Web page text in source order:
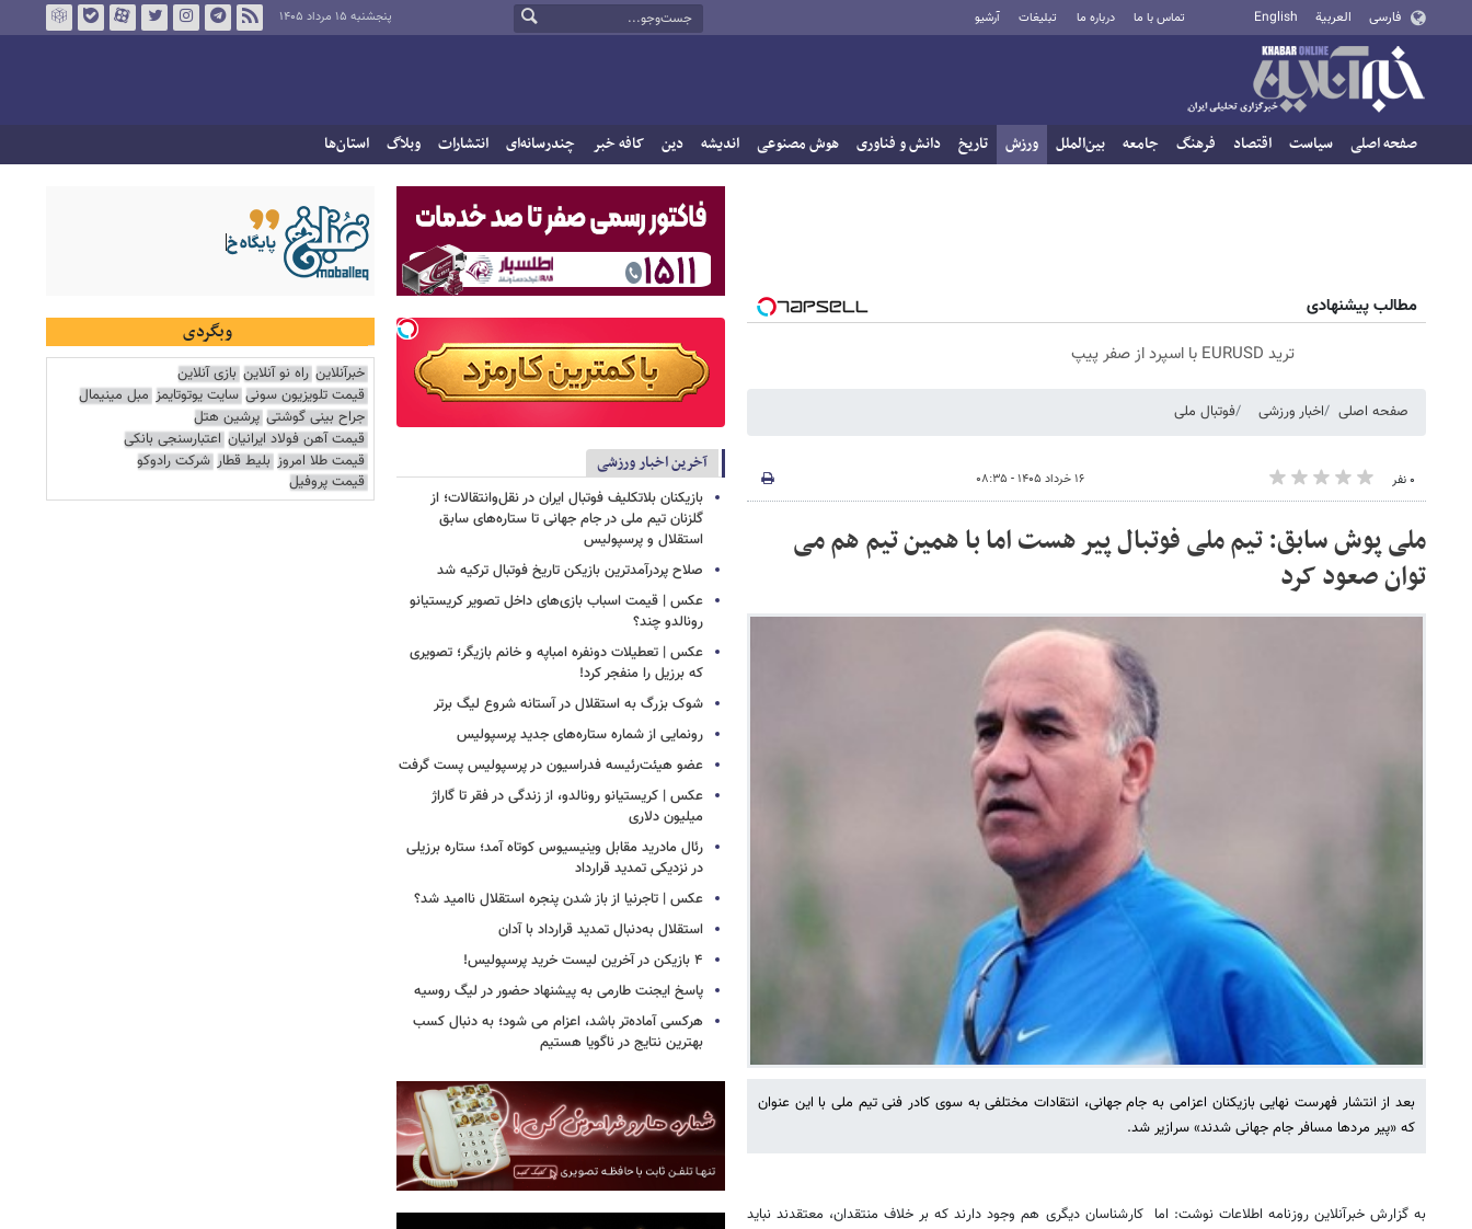
فارسی العربية English تماس با ما درباره ما تبلیغات آرشیو پنجشنبه ۱۵ مرداد ۱۴۰۵
صفحه اصلی سیاست اقتصاد فرهنگ جامعه بین‌الملل ورزش تاریخ دانش و فناوری هوش مصنوعی اندیشه دین کافه خبر چندرسانه‌ای انتشارات وبلاگ استان‌ها
مطالب پیشنهادی
ترید EURUSD با اسپرد از صفر پیپ
صفحه اصلی اخبار ورزشی فوتبال ملی
۰ نفر ۱۶ خرداد ۱۴۰۵ - ۰۸:۳۵
ملی پوش سابق: تیم ملی فوتبال پیر هست اما با همین تیم هم می
توان صعود کرد
بعد از انتشار فهرست نهایی بازیکنان اعزامی به جام جهانی، انتقادات مختلفی به سوی کادر فنی تیم ملی با این عنوان
که «پیر مردها مسافر جام جهانی شدند» سرازیر شد.
به گزارش خبرآنلاین روزنامه اطلاعات نوشت: اما کارشناسان دیگری هم وجود دارند که بر خلاف منتقدان، معتقدند نباید
آخرین اخبار ورزشی
بازیکنان بلاتکلیف فوتبال ایران در نقل‌وانتقالات؛ از
گلزنان تیم ملی در جام جهانی تا ستاره‌های سابق
استقلال و پرسپولیس
صلاح پردرآمدترین بازیکن تاریخ فوتبال ترکیه شد
عکس | قیمت اسباب بازی‌های داخل تصویر کریستیانو
رونالدو چند؟
عکس | تعطیلات دونفره امباپه و خانم بازیگر؛ تصویری
که برزیل را منفجر کرد!
شوک بزرگ به استقلال در آستانه شروع لیگ برتر
رونمایی از شماره ستاره‌های جدید پرسپولیس
عضو هیئت‌رئیسه فدراسیون در پرسپولیس پست گرفت
عکس | کریستیانو رونالدو، از زندگی در فقر تا گاراژ
میلیون دلاری
رئال مادرید مقابل وینیسیوس کوتاه آمد؛ ستاره برزیلی
در نزدیکی تمدید قرارداد
عکس | تاجرنیا از باز شدن پنجره استقلال ناامید شد؟
استقلال به‌دنبال تمدید قرارداد با آدان
۴ بازیکن در آخرین لیست خرید پرسپولیس!
پاسخ ایجنت طارمی به پیشنهاد حضور در لیگ روسیه
هرکسی آماده‌تر باشد، اعزام می شود؛ به دنبال کسب
بهترین نتایج در ناگویا هستیم
وبگردی
خبرآنلاین راه نو آنلاین بازی آنلاین
قیمت تلویزیون سونی سایت یوتوتایمز مبل مینیمال
جراح بینی گوشتی پرشین هتل
قیمت آهن فولاد ایرانیان اعتبارسنجی بانکی
قیمت طلا امروز بلیط قطار شرکت رادوکو
قیمت پروفیل